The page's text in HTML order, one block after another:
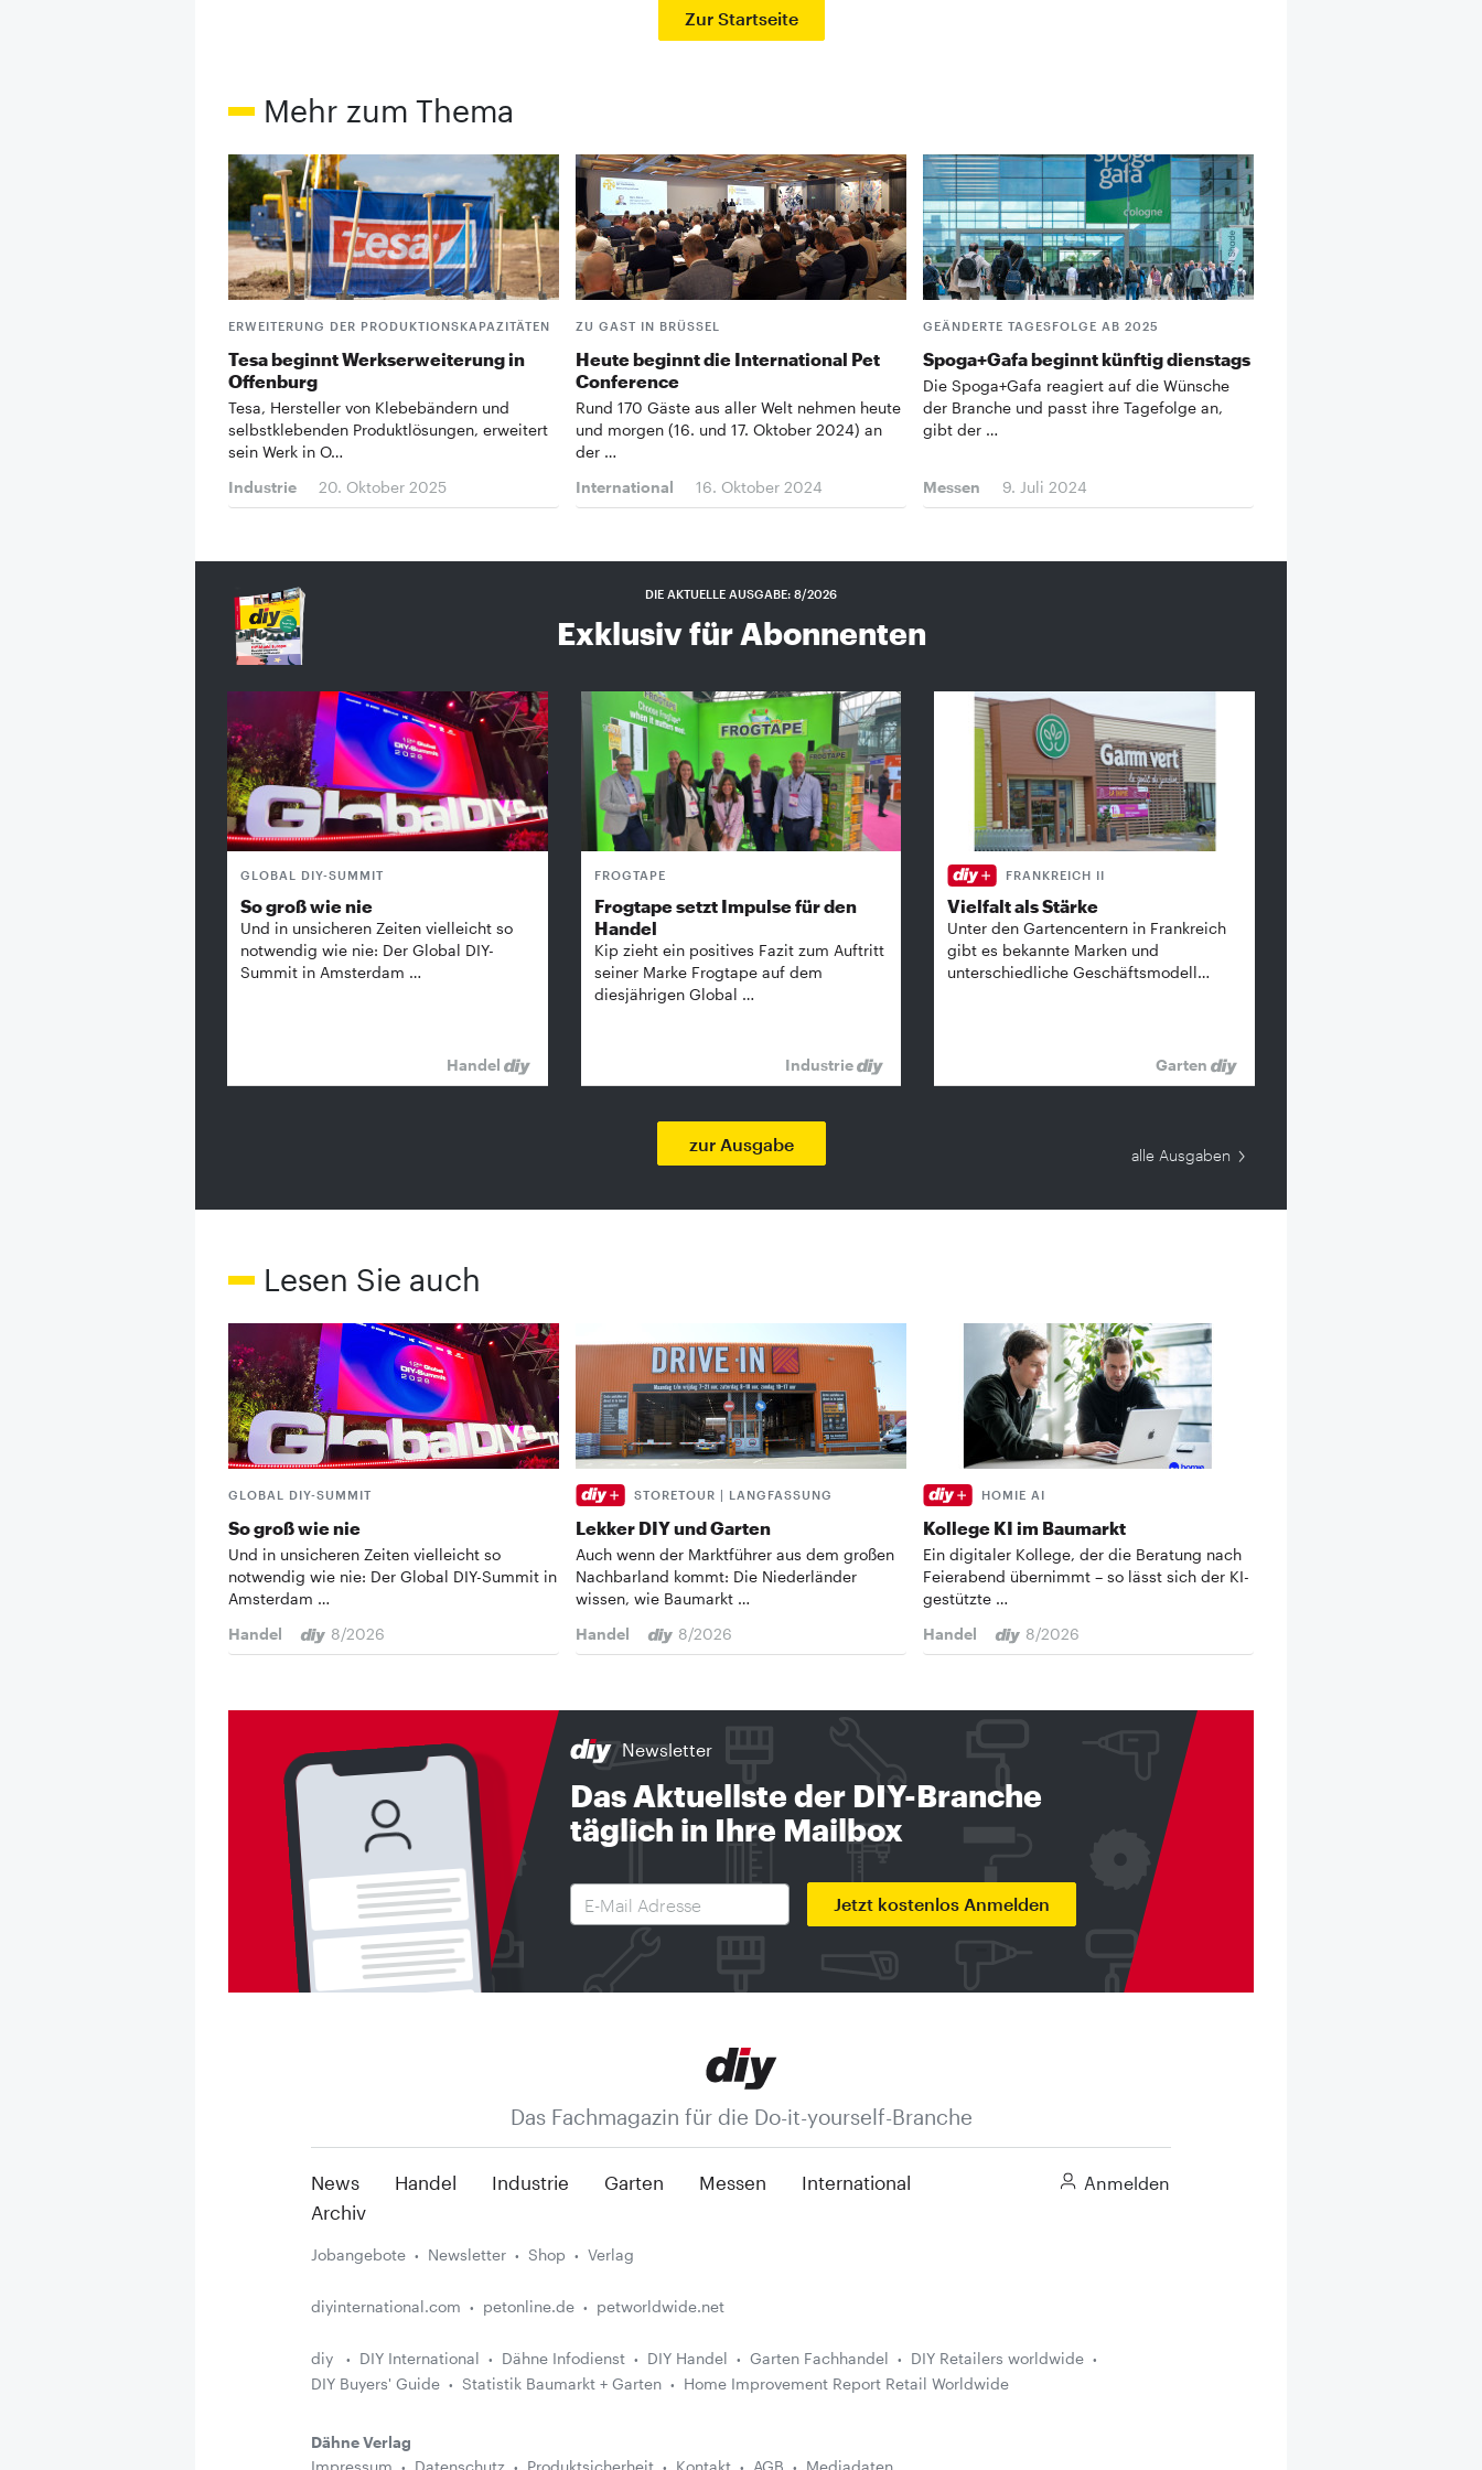
Zur Startseite
Mehr zum Thema
ERWEITERUNG DER PRODUKTIONSKAPAZITÄTEN
Tesa beginnt Werkserweiterung in
Offenburg
Tesa, Hersteller von Klebebändern und
selbstklebenden Produktlösungen, erweitert
sein Werk in O…
Industrie
20. Oktober 2025
ZU GAST IN BRÜSSEL
Heute beginnt die International Pet
Conference
Rund 170 Gäste aus aller Welt nehmen heute
und morgen (16. und 17. Oktober 2024) an
der …
International
16. Oktober 2024
GEÄNDERTE TAGESFOLGE AB 2025
Spoga+Gafa beginnt künftig dienstags
Die Spoga+Gafa reagiert auf die Wünsche
der Branche und passt ihre Tagefolge an,
gibt der …
Messen 9. Juli 2024
DIE AKTUELLE AUSGABE: 8/2026
Exklusiv für Abonnenten
GLOBAL DIY-SUMMIT
So groß wie nie
Und in unsicheren Zeiten vielleicht so
notwendig wie nie: Der Global DIY-
Summit in Amsterdam …
Handel
FROGTAPE
Frogtape setzt Impulse für den
Handel
Kip zieht ein positives Fazit zum Auftritt
seiner Marke Frogtape auf dem
diesjährigen Global …
Industrie
FRANKREICH II
Vielfalt als Stärke
Unter den Gartencentern in Frankreich
gibt es bekannte ­Marken und
unterschiedliche Geschäftsmodell…
Garten
zur Ausgabe
alle Ausgaben
Lesen Sie auch
GLOBAL DIY-SUMMIT
So groß wie nie
Und in unsicheren Zeiten vielleicht so
notwendig wie nie: Der Global DIY-Summit in
Amsterdam …
Handel
8/2026
STORETOUR | LANGFASSUNG
Lekker DIY und Garten
Auch wenn der Marktführer aus dem großen
Nachbarland kommt: Die Niederländer
wissen, wie Baumarkt …
Handel
8/2026
HOMIE AI
Kollege KI im Baumarkt
Ein digitaler Kollege, der die Beratung nach
Feierabend übernimmt – so lässt sich der KI-
gestützte …
Handel
8/2026
Newsletter
Das Aktuellste der DIY-Branche
täglich in Ihre Mailbox
Jetzt kostenlos Anmelden
Das Fachmagazin für die Do-it-yourself-Branche
News Handel Industrie Garten Messen
International
Archiv
Anmelden
Jobangebote Newsletter Shop Verlag
diyinternational.com petonline.de petworldwide.net
diy DIY International Dähne Infodienst DIY Handel Garten Fachhandel
DIY Retailers worldwide
DIY Buyers' Guide
Statistik Baumarkt + Garten Home Improvement Report Retail Worldwide
Dähne Verlag
Impressum
Datenschutz Produktsicherheit Kontakt AGB Mediadaten